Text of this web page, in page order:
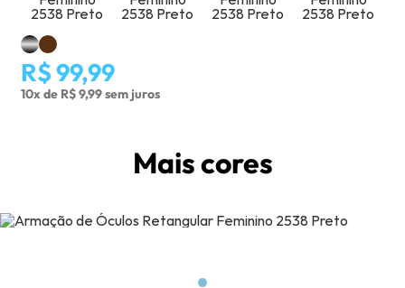
R$ 99,99
10x de R$ 9,99 sem juros
Mais cores